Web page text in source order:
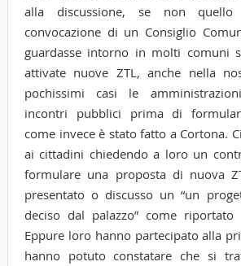
alla discussione, se non
convocazione di un Consiglio
guardasse intorno in molti comuni
attivate nuove ZTL, anche nella
pochissimi casi le
incontri pubblici prima di
come invece è stato fatto a Cortona.
ai cittadini chiedendo a loro un
formulare una proposta di nuova
presentato o discusso un “un
deciso dal palazzo” come riportato
Eppure loro hanno partecipato alla
hanno potuto constatare che si